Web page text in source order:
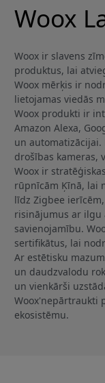
Woox
Woox ir slavens
produktus, lai
Woox mērķis ir
lietojamas viedās
Woox produkti ir
Amazon Alexa,
un
drošības kameras,
Woox ir
rūpnīcām Ķīnā, lai
līdz Zigbee
risinājumus ar ilgu
savienojamību.
sertifikātus, lai
Ar estētisku
un daudzvalodu
un vienkārši
Woox'nepārtraukti
ekosistēmu.